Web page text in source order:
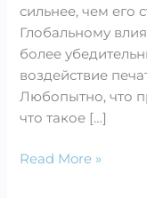
сильнее, чем его
Глобальному
более
воздействие
Любопытно, что
что такое […]
Read More »